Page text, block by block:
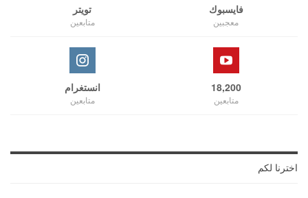
فايسبوك
معجبين
تويتر
متابعين
18,200
متابعين
انستغرام
متابعين
اخترنا لكم